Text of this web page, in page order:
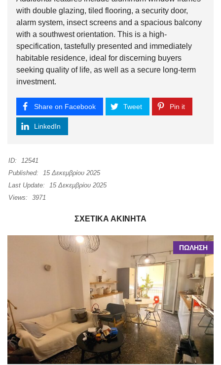
with double glazing, tiled flooring, a security door,
alarm system, insect screens and a spacious balcony
with a southwest orientation. This is a high-
specification, tastefully presented and immediately
habitable residence, ideal for discerning buyers
seeking quality of life, as well as a secure long-term
investment.
Share on Facebook Tweet Pin it
LinkedIn
ID:
12541
Published:
15 Δεκεμβρίου 2025
Last Update:
15 Δεκεμβρίου 2025
Views:
3971
ΣΧΕΤΙΚΆ ΑΚΊΝΗΤΑ
ΠΩΛΗΣΗ